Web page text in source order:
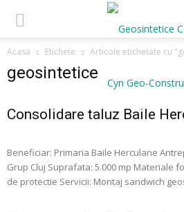
Acasă Etichete Articole etichetate cu
geosintetice
Consolidare taluz Baile
Beneficiar: Primaria Baile Herculane
Grup Cluj Suprafata: 5.000 mp Materiale
de protectie Servicii: Montaj sandwich